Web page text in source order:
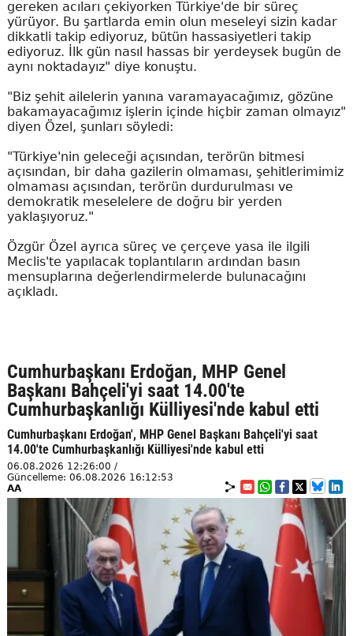
gereken acıları çekiyorken Türkiye'de bir süreç
yürüyor. Bu şartlarda emin olun meseleyi sizin kadar
dikkatli takip ediyoruz, bütün hassasiyetleri takip
ediyoruz. İlk gün nasıl hassas bir yerdeysek bugün de
aynı noktadayız" diye konuştu.
"Biz şehit ailelerin yanına varamayacağımız, gözüne
bakamayacağımız işlerin içinde hiçbir zaman olmayız"
diyen Özel, şunları söyledi:
"Türkiye'nin geleceği açısından, terörün bitmesi
açısından, bir daha gazilerin olmaması, şehitlerimimiz
olmaması açısından, terörün durdurulması ve
demokratik meselelere de doğru bir yerden
yaklaşıyoruz."
Özgür Özel ayrıca süreç ve çerçeve yasa ile ilgili
Meclis'te yapılacak toplantıların ardından basın
mensuplarına değerlendirmelerde bulunacağını
açıkladı.
Cumhurbaşkanı Erdoğan, MHP Genel
Başkanı Bahçeli'yi saat 14.00'te
Cumhurbaşkanlığı Külliyesi'nde kabul etti
Cumhurbaşkanı Erdoğan', MHP Genel Başkanı Bahçeli'yi saat
14.00'te Cumhurbaşkanlığı Külliyesi'nde kabul etti
06.08.2026 12:26:00 /
Güncelleme: 06.08.2026 16:12:53
AA